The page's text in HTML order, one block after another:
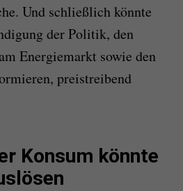
Und schließlich könnte
der Politik, den
Energiemarkt sowie den
preistreibend
Konsum könnte